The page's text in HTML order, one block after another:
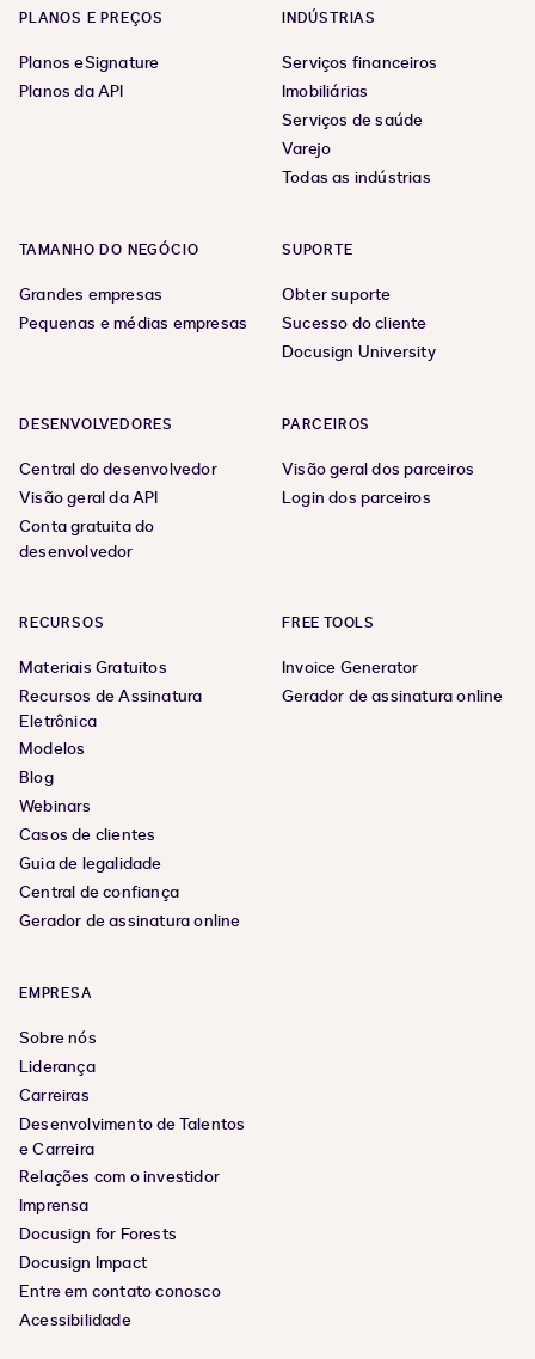
PLANOS E PREÇOS
Planos eSignature
Planos da API
INDÚSTRIAS
Serviços financeiros
Imobiliárias
Serviços de saúde
Varejo
Todas as indústrias
TAMANHO DO NEGÓCIO
Grandes empresas
Pequenas e médias empresas
SUPORTE
Obter suporte
Sucesso do cliente
Docusign University
DESENVOLVEDORES
Central do desenvolvedor
Visão geral da API
Conta gratuita do
desenvolvedor
PARCEIROS
Visão geral dos parceiros
Login dos parceiros
RECURSOS
Materiais Gratuitos
Recursos de Assinatura
Eletrônica
Modelos
Blog
Webinars
Casos de clientes
Guia de legalidade
Central de confiança
Gerador de assinatura online
FREE TOOLS
Invoice Generator
Gerador de assinatura online
EMPRESA
Sobre nós
Liderança
Carreiras
Desenvolvimento de Talentos
e Carreira
Relações com o investidor
Imprensa
Docusign for Forests
Docusign Impact
Entre em contato conosco
Acessibilidade